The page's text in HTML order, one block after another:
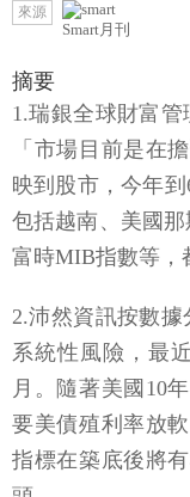
來源
Smart月刊
摘要
1.瑞銀全球財富管
「市場目前是在
映到股市，今年
包括越南、美國那
富時MIB指數等，
2.沛然資訊按數據
系統性風險，最
月。隨著美國10
要美債殖利率放
指標在築底後將